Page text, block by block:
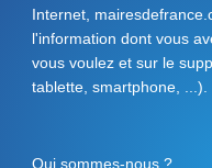
Internet,
l'information dont vous
vous voulez et sur le
tablette, smartphone, ...).
Qui sommes-nous ?